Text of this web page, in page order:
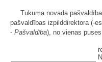
Tukuma novada
pašvaldības izpilddirektora (-
- Pašvaldība), no vienas